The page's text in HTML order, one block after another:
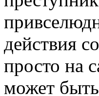
действия
просто на
может